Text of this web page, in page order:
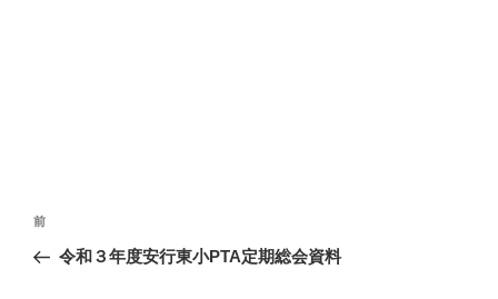
投
ナ
前
の
前
令和３年度安行東小PTA定期総会資料